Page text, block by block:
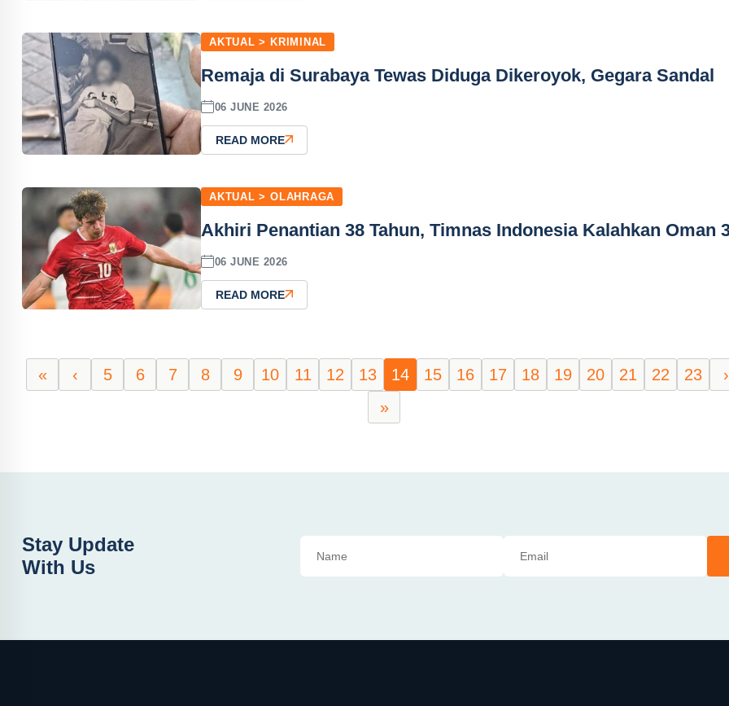
AKTUAL > KRIMINAL
Remaja di Surabaya Tewas Diduga Dikeroyok, Gegara Sandal
06 JUNE 2026
READ MORE
AKTUAL > OLAHRAGA
Akhiri Penantian 38 Tahun, Timnas Indonesia Kalahkan Oman
06 JUNE 2026
READ MORE
« ‹ 5 6 7 8 9 10 11 12 13 14 15 16 17 18 19 20 21 22 23
›
»
Stay Update
With Us